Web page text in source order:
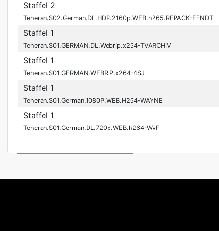
Staffel 2
Teheran.S02.German.DL.HDR.2160p.WEB.h265.REPACK-FENDT
Staffel 1
Teheran.S01.GERMAN.DL.Webrip.x264-TVARCHiV
Staffel 1
Teheran.S01.GERMAN.WEBRiP.x264-4SJ
Staffel 1
Teheran.S01.German.1080P.WEB.H264-WAYNE
Staffel 1
Teheran.S01.German.DL.720p.WEB.h264-WvF